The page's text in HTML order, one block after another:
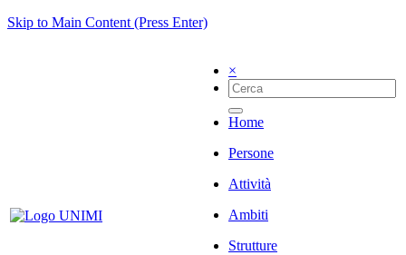
Skip to Main Content (Press Enter)
×
Home
Persone
Attività
Ambiti
Strutture